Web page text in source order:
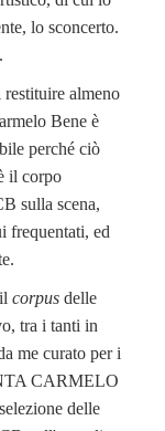
lo sconcerto.
almeno
Bene è
perché ciò
il corpo
sulla scena,
frequentati, ed
corpus delle
tra i tanti in
me curato per i
CARMELO
delle